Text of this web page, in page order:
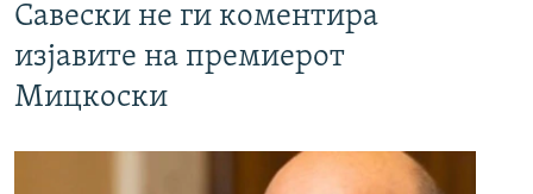
Савески не ги коментира
изјавите на премиерот
Мицкоски